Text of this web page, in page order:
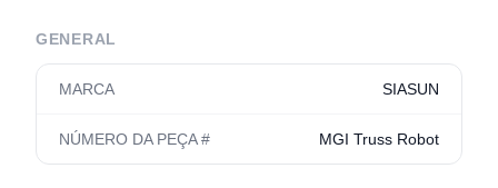
GENERAL
MARCA SIASUN
NÚMERO DA PEÇA # MGI Truss Robot